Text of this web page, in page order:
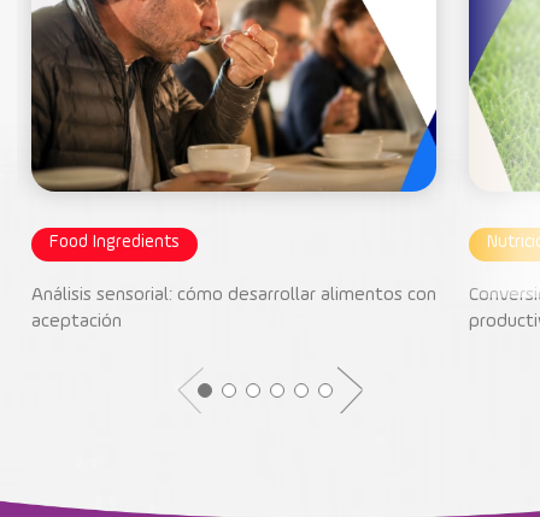
Food Ingredients
Análisis sensorial: cómo desarrollar alimentos con
aceptación